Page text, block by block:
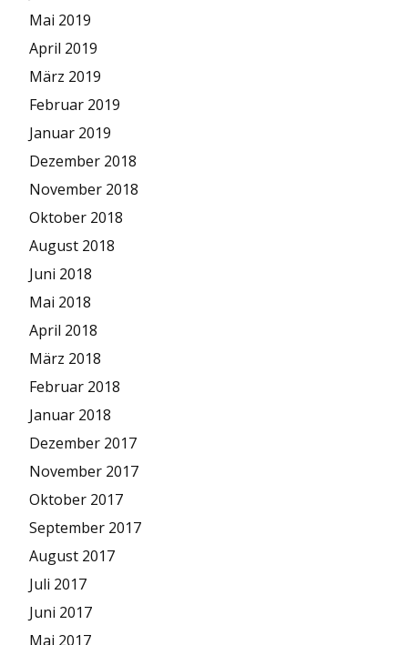
Mai 2019
April 2019
März 2019
Februar 2019
Januar 2019
Dezember 2018
November 2018
Oktober 2018
August 2018
Juni 2018
Mai 2018
April 2018
März 2018
Februar 2018
Januar 2018
Dezember 2017
November 2017
Oktober 2017
September 2017
August 2017
Juli 2017
Juni 2017
Mai 2017